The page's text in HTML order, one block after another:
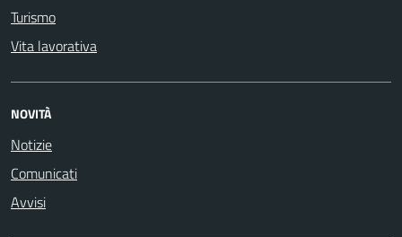
Turismo
Vita lavorativa
NOVITÀ
Notizie
Comunicati
Avvisi